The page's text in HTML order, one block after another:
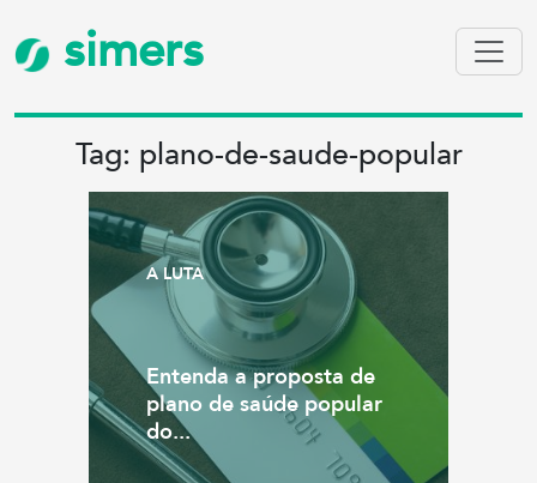
simers
Tag: plano-de-saude-popular
A LUTA
Entenda a proposta de
plano de saúde popular
do...